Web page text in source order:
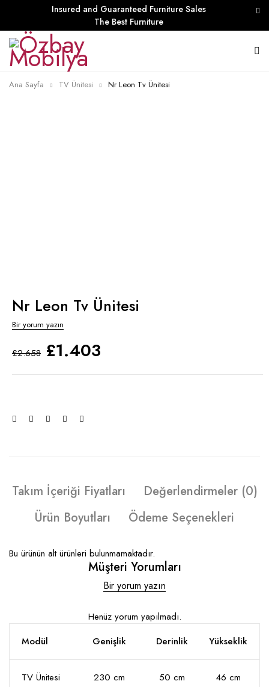
Insured and Guaranteed Furniture Sales
The Best Furniture
Ana Sayfa TV Ünitesi Nr Leon Tv Ünitesi
Nr Leon Tv Ünitesi
Bir yorum yazın
£2.658 £1.403
Takım İçeriği Fiyatları
Değerlendirmeler (0)
Ürün Boyutları
Ödeme Seçenekleri
Bu ürünün alt ürünleri bulunmamaktadır.
Müşteri Yorumları
Bir yorum yazın
Henüz yorum yapılmadı.
Modül
Genişlik Derinlik Yükseklik
TV Ünitesi 230 cm 50 cm 46 cm